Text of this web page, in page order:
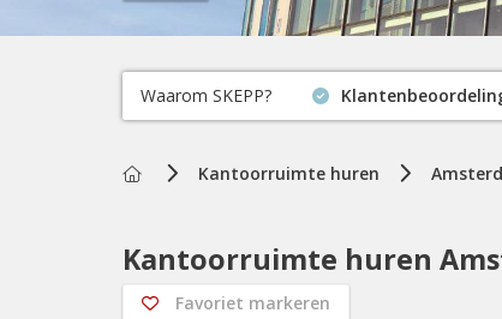
Waarom SKEPP?
Home
Kantoorruimte huren
Kantoorruimte huren
Favoriet markeren